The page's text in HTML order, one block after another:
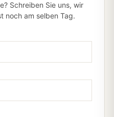
Schreiben Sie uns, wir
noch am selben Tag.